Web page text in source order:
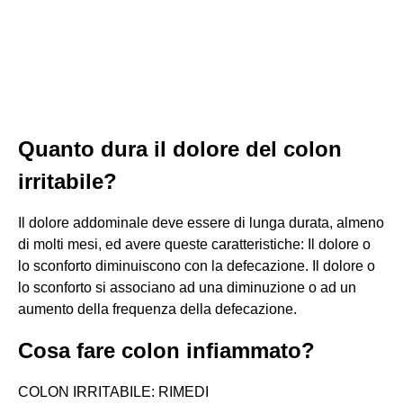
Quanto dura il dolore del colon
irritabile?
Il dolore addominale deve essere di lunga durata, almeno
di molti mesi, ed avere queste caratteristiche: Il dolore o
lo sconforto diminuiscono con la defecazione. Il dolore o
lo sconforto si associano ad una diminuzione o ad un
aumento della frequenza della defecazione.
Cosa fare colon infiammato?
COLON IRRITABILE: RIMEDI